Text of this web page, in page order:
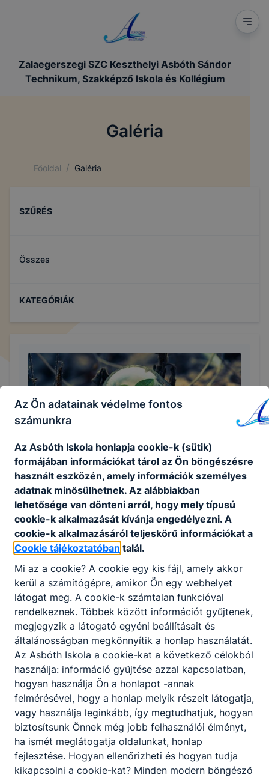
Zalaegerszegi SZC Keszthelyi Asbóth Sándor
Technikum, Szakképző Iskola és Kollégium
Galéria
Főoldal / Galéria
SZŰRÉS
Összes
KATEGÓRIÁK
Zöld böjt
2025. április 16. Igazgatóság
Lengyelországi kirándulás
2022. június 15. Igazgatosag
Partnereink
Az Ön adatainak védelme fontos
számunkra
Az Asbóth Iskola honlapja cookie-k (sütik)
formájában információkat tárol az Ön böngészésre
használt eszközén, amely információk személyes
adatnak minősülhetnek. Az alábbiakban
lehetősége van dönteni arról, hogy mely típusú
cookie-k alkalmazását kívánja engedélyezni. A
cookie-k alkalmazásáról teljeskörű információkat a
Cookie tájékoztatóban talál.
Mi az a cookie? A cookie egy kis fájl, amely akkor
kerül a számítógépre, amikor Ön egy webhelyet
látogat meg. A cookie-k számtalan funkcióval
rendelkeznek. Többek között információt gyűjtenek,
megjegyzik a látogató egyéni beállításait és
általánosságban megkönnyítik a honlap használatát.
Az Asbóth Iskola a cookie-kat a következő célokból
használja: információ gyűjtése azzal kapcsolatban,
hogyan használja Ön a honlapot -annak
felmérésével, hogy a honlap melyik részeit látogatja,
vagy használja leginkább, így megtudhatjuk, hogyan
biztosítsunk Önnek még jobb felhasználói élményt,
ha ismét meglátogatja oldalunkat, honlap
fejlesztése. Hogyan ellenőrizheti és hogyan tudja
kikapcsolni a cookie-kat? Minden modern böngésző